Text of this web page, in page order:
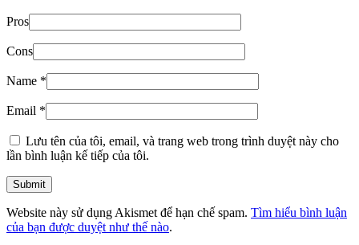
Pros
Cons
Name *
Email *
Lưu tên của tôi, email, và trang web trong trình duyệt này cho
lần bình luận kế tiếp của tôi.
Website này sử dụng Akismet để hạn chế spam. Tìm hiểu bình luận
của bạn được duyệt như thế nào.